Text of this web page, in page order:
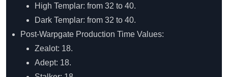
High Templar: from 32 to 40.
Dark Templar: from 32 to 40.
Post-Warpgate Production Time Values:
Zealot: 18.
Adept: 18.